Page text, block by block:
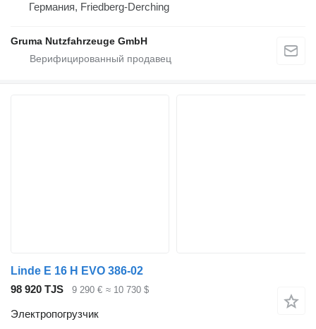
Германия, Friedberg-Derching
Gruma Nutzfahrzeuge GmbH
Linde E 16 H EVO 386-02
98 920 TJS
9 290 € ≈ 10 730 $
Электропогрузчик